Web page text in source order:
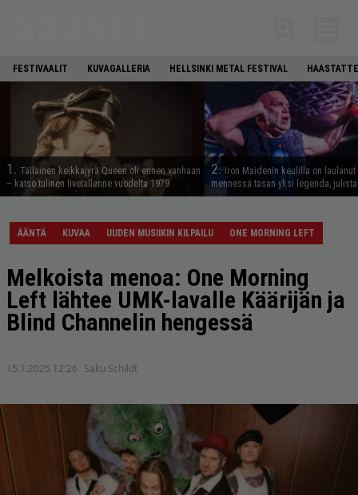
FESTIVAALIT KUVAGALLERIA HELLSINKI METAL FESTIVAL
1. Tällainen keikkajyrä Queen oli ennen vanhaan
– katso tulinen livetallenne vuodelta 1979
2. Iron Maidenin keulilla on laulanut
mennessä tasan yksi legenda,
ÄÄNTÄ KUVAA UUDEN MUSIIKIN KILPAILU ONE MORNING LEFT
Melkoista menoa: One Morning
Left lähtee UMK-lavalle Käärijän ja
Blind Channelin hengessä
15.1.2025 12:26 Saku Schildt